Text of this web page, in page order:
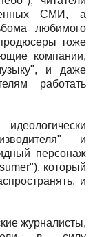
СМИ, а
любимого
тоже
компании,
и даже
работать
и
персонаж
который
и
журналисты,